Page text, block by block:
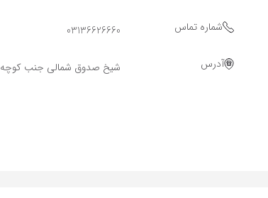
شماره تماس 03136626660
آدرس شیخ صدوق شمالی جنب کوچه 53